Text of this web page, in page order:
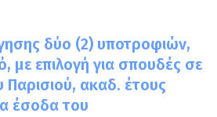
δύο (2) υποτροφιών,
με επιλογή για σπουδές σε
Παρισιού, ακαδ. έτους
έσοδα του